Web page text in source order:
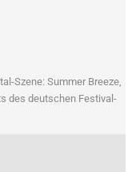
Sze­ne: Sum­mer Bree­ze,
des deut­schen Fes­ti­val­